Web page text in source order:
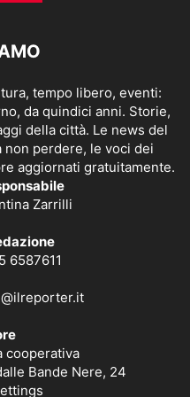
tempo libero, eventi:
da quindici anni. Storie,
della città. Le news del
perdere, le voci dei
aggiornati gratuitamente.
Zarrilli
6587611
cooperativa
Bande Nere, 24